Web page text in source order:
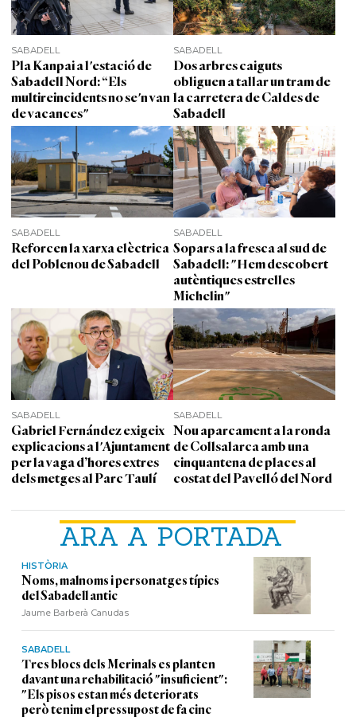
ARA A PORTADA
HISTÒRIA
Noms, malnoms i personatges típics
del Sabadell antic
Jaume Barberà Canudas
SABADELL
Tres blocs dels Merinals es planten
davant una rehabilitació "insuficient":
"Els pisos estan més deteriorats
però tenim el pressupost de fa cinc
SABADELL
Pla Kanpai a l'estació de
Sabadell Nord: “Els
multireincidents no se'n van
de vacances"
SABADELL
Dos arbres caiguts
obliguen a tallar un tram de
la carretera de Caldes de
Sabadell
SABADELL
Reforcen la xarxa elèctrica
del Poblenou de Sabadell
SABADELL
Sopars a la fresca al sud de
Sabadell: "Hem descobert
autèntiques estrelles
Michelin"
SABADELL
Gabriel Fernández exigeix
explicacions a l'Ajuntament
per la vaga d’hores extres
dels metges al Parc Taulí
SABADELL
Nou aparcament a la ronda
de Collsalarca amb una
cinquantena de places al
costat del Pavelló del Nord